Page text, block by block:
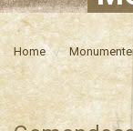
Home